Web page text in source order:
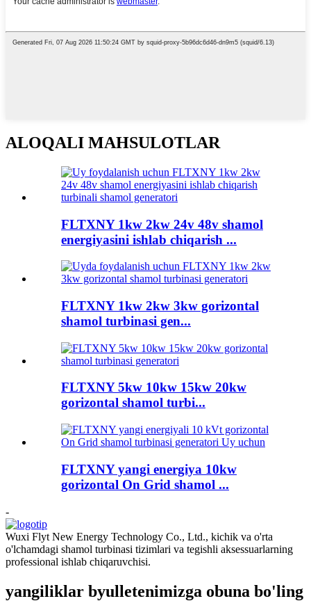
ALOQALI MAHSULOTLAR
FLTXNY 1kw 2kw 24v 48v shamol
energiyasini ishlab chiqarish ...
FLTXNY 1kw 2kw 3kw gorizontal
shamol turbinasi gen...
FLTXNY 5kw 10kw 15kw 20kw
gorizontal shamol turbi...
FLTXNY yangi energiya 10kw
gorizontal On Grid shamol ...
-
Wuxi Flyt New Energy Technology Co., Ltd., kichik va o'rta
o'lchamdagi shamol turbinasi tizimlari va tegishli aksessuarlarning
professional ishlab chiqaruvchisi.
yangiliklar byulletenimizga obuna bo'ling